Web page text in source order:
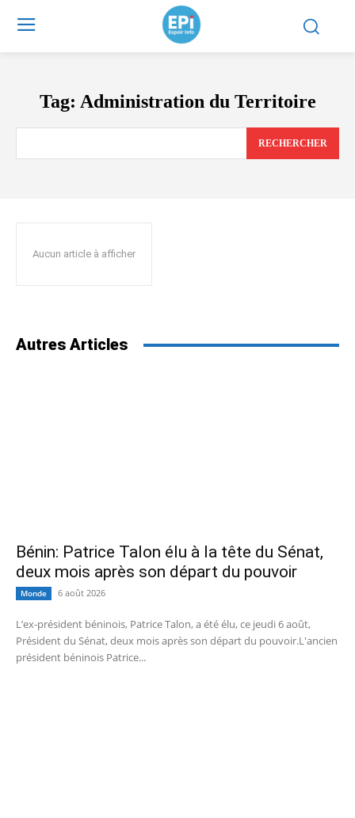
Tag: Administration du Territoire
RECHERCHER
Aucun article à afficher
Autres Articles
Bénin: Patrice Talon élu à la tête du Sénat,
deux mois après son départ du pouvoir
Monde 6 août 2026
L’ex-président béninois, Patrice Talon, a été élu, ce jeudi 6 août,
Président du Sénat, deux mois après son départ du pouvoir.L'ancien
président béninois Patrice...